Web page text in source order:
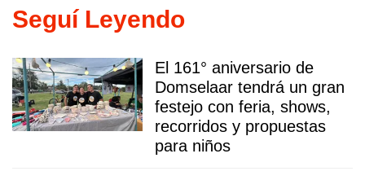
Seguí Leyendo
El 161° aniversario de
Domselaar tendrá un gran
festejo con feria, shows,
recorridos y propuestas
para niños